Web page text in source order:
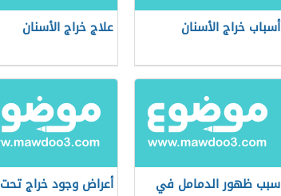
أسباب خراج الأسنان علاج خراج الأسنان
سبب ظهور الدمامل في
أعراض وجود خراج تحت